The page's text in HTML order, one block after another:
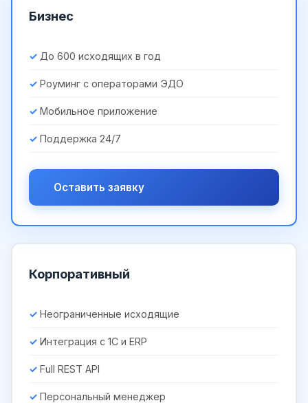
Бизнес
До 600 исходящих в год
Роуминг с операторами ЭДО
Мобильное приложение
Поддержка 24/7
Оставить заявку
Корпоративный
Неограниченные исходящие
Интеграция с 1С и ERP
Full REST API
Персональный менеджер